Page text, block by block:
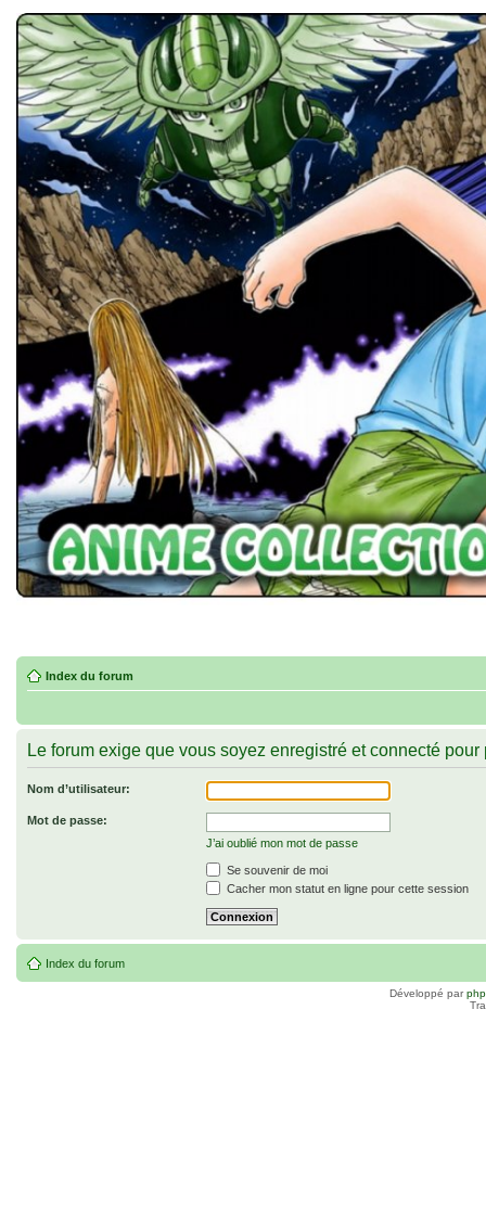
Index du forum
Le forum exige que vous soyez enregistré et connecté
Nom d’utilisateur:
Mot de passe:
J’ai oublié mon mot de passe
Se souvenir de moi
Cacher mon statut en ligne pour cette session
Index du forum
Développé par